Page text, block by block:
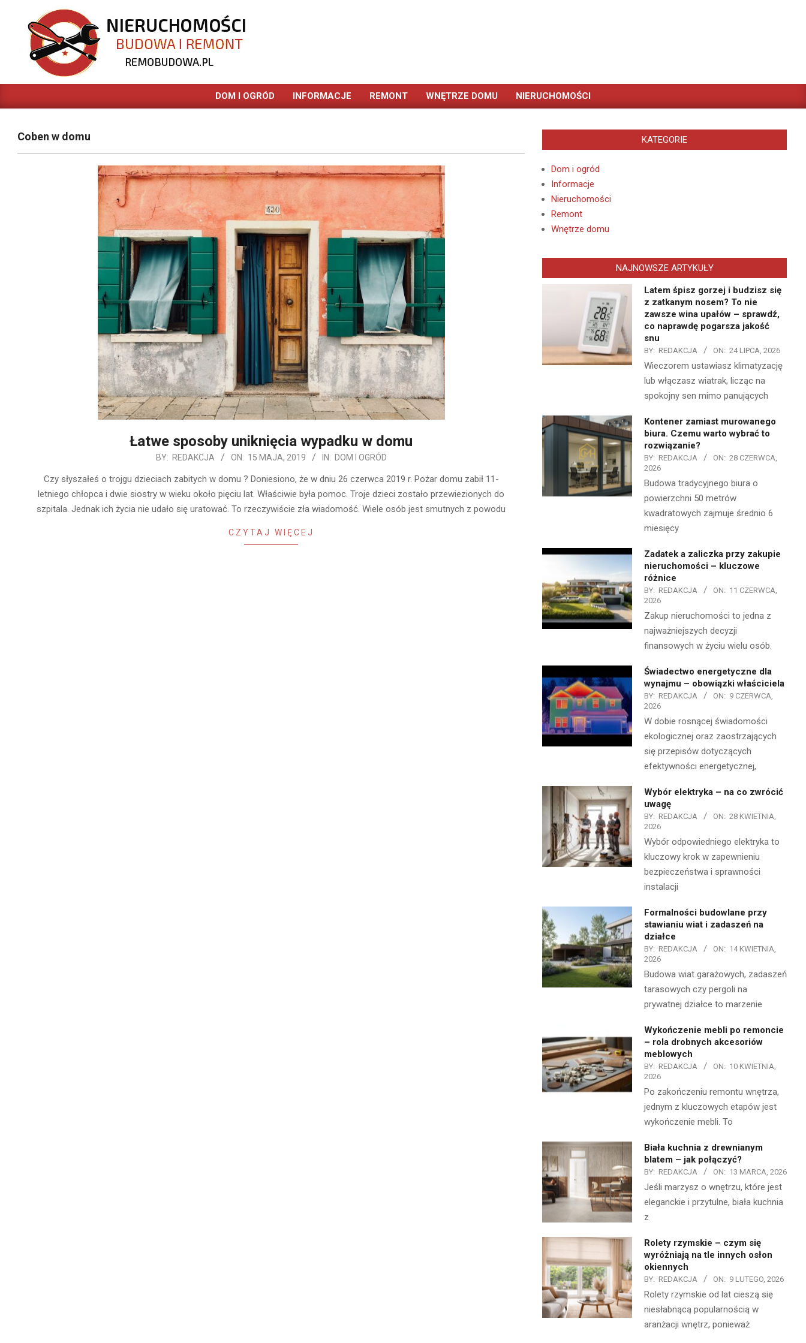
content
REMOBUDOWA.PL
Primary
DOM I OGRÓD INFORMACJE REMONT WNĘTRZE DOMU NIERUCHOMOŚCI
Coben w domu
Łatwe sposoby uniknięcia wypadku w domu
BY: REDAKCJA ON: 15 MAJA, 2019 IN: DOM I OGRÓD
Czy słyszałeś o trojgu dzieciach zabitych w domu ? Doniesiono, że w dniu 26 czerwca 2019 r. Pożar domu zabił 11-
letniego chłopca i dwie siostry w wieku około pięciu lat. Właściwie była pomoc. Troje dzieci zostało przewiezionych do
szpitala. Jednak ich życia nie udało się uratować. To rzeczywiście zła wiadomość. Wiele osób jest smutnych z powodu
CZYTAJ WIĘCEJ
KATEGORIE
Dom i ogród
Informacje
Nieruchomości
Remont
Wnętrze domu
NAJNOWSZE ARTYKUŁY
Latem śpisz gorzej i budzisz się
z zatkanym nosem? To nie
zawsze wina upałów – sprawdź,
co naprawdę pogarsza jakość
snu
BY: REDAKCJA ON: 24 LIPCA, 2026
Wieczorem ustawiasz klimatyzację
lub włączasz wiatrak, licząc na
spokojny sen mimo panujących
Kontener zamiast murowanego
biura. Czemu warto wybrać to
rozwiązanie?
BY: REDAKCJA ON: 28 CZERWCA,
2026
Budowa tradycyjnego biura o
powierzchni 50 metrów
kwadratowych zajmuje średnio 6
miesięcy
Zadatek a zaliczka przy zakupie
nieruchomości – kluczowe
różnice
BY: REDAKCJA ON: 11 CZERWCA,
2026
Zakup nieruchomości to jedna z
najważniejszych decyzji
finansowych w życiu wielu osób.
Świadectwo energetyczne dla
wynajmu – obowiązki właściciela
BY: REDAKCJA ON: 9 CZERWCA,
2026
W dobie rosnącej świadomości
ekologicznej oraz zaostrzających
się przepisów dotyczących
efektywności energetycznej,
Wybór elektryka – na co zwrócić
uwagę
BY: REDAKCJA ON: 28 KWIETNIA,
2026
Wybór odpowiedniego elektryka to
kluczowy krok w zapewnieniu
bezpieczeństwa i sprawności
instalacji
Formalności budowlane przy
stawianiu wiat i zadaszeń na
działce
BY: REDAKCJA ON: 14 KWIETNIA,
2026
Budowa wiat garażowych, zadaszeń
tarasowych czy pergoli na
prywatnej działce to marzenie
Wykończenie mebli po remoncie
– rola drobnych akcesoriów
meblowych
BY: REDAKCJA ON: 10 KWIETNIA,
2026
Po zakończeniu remontu wnętrza,
jednym z kluczowych etapów jest
wykończenie mebli. To
Biała kuchnia z drewnianym
blatem – jak połączyć?
BY: REDAKCJA ON: 13 MARCA, 2026
Jeśli marzysz o wnętrzu, które jest
eleganckie i przytulne, biała kuchnia
z
Rolety rzymskie – czym się
wyróżniają na tle innych osłon
okiennych
BY: REDAKCJA ON: 9 LUTEGO, 2026
Rolety rzymskie od lat cieszą się
niesłabnącą popularnością w
aranżacji wnętrz, ponieważ